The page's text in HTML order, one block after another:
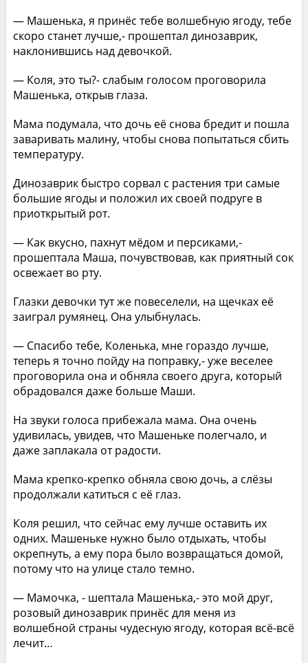
— Машенька, я принёс тебе волшебную ягоду, тебе
скоро станет лучше,- прошептал динозаврик,
наклонившись над девочкой.
— Коля, это ты?- слабым голосом проговорила
Машенька, открыв глаза.
Мама подумала, что дочь её снова бредит и пошла
заваривать малину, чтобы снова попытаться сбить
температуру.
Динозаврик быстро сорвал с растения три самые
большие ягоды и положил их своей подруге в
приоткрытый рот.
— Как вкусно, пахнут мёдом и персиками,-
прошептала Маша, почувствовав, как приятный сок
освежает во рту.
Глазки девочки тут же повеселели, на щечках её
заиграл румянец. Она улыбнулась.
— Спасибо тебе, Коленька, мне гораздо лучше,
теперь я точно пойду на поправку,- уже веселее
проговорила она и обняла своего друга, который
обрадовался даже больше Маши.
На звуки голоса прибежала мама. Она очень
удивилась, увидев, что Машеньке полегчало, и
даже заплакала от радости.
Мама крепко-крепко обняла свою дочь, а слёзы
продолжали катиться с её глаз.
Коля решил, что сейчас ему лучше оставить их
одних. Машеньке нужно было отдыхать, чтобы
окрепнуть, а ему пора было возвращаться домой,
потому что на улице стало темно.
— Мамочка, - шептала Машенька,- это мой друг,
розовый динозаврик принёс для меня из
волшебной страны чудесную ягоду, которая всё-всё
лечит…